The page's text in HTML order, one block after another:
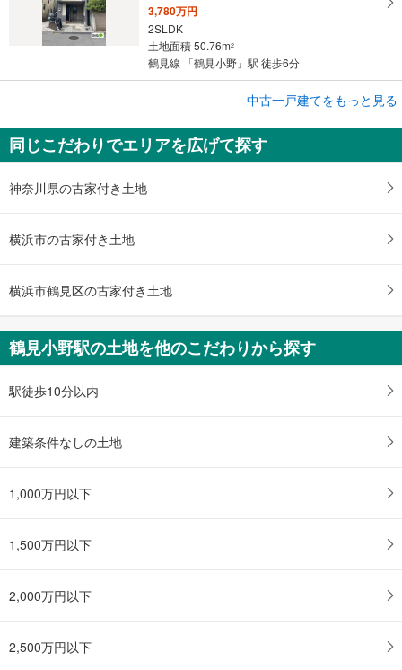
3,780万円
2SLDK
土地面積 50.76m2
鶴見線 「鶴見小野」駅 徒歩6分
横浜市鶴見区小野町
4,980万円
中古一戸建てをもっと見る
同じこだわりでエリアを広げて探す
神奈川県の古家付き土地
横浜市の古家付き土地
横浜市鶴見区の古家付き土地
鶴見小野駅の土地を他のこだわりから探す
駅徒歩10分以内
建築条件なしの土地
1,000万円以下
1,500万円以下
2,000万円以下
2,500万円以下